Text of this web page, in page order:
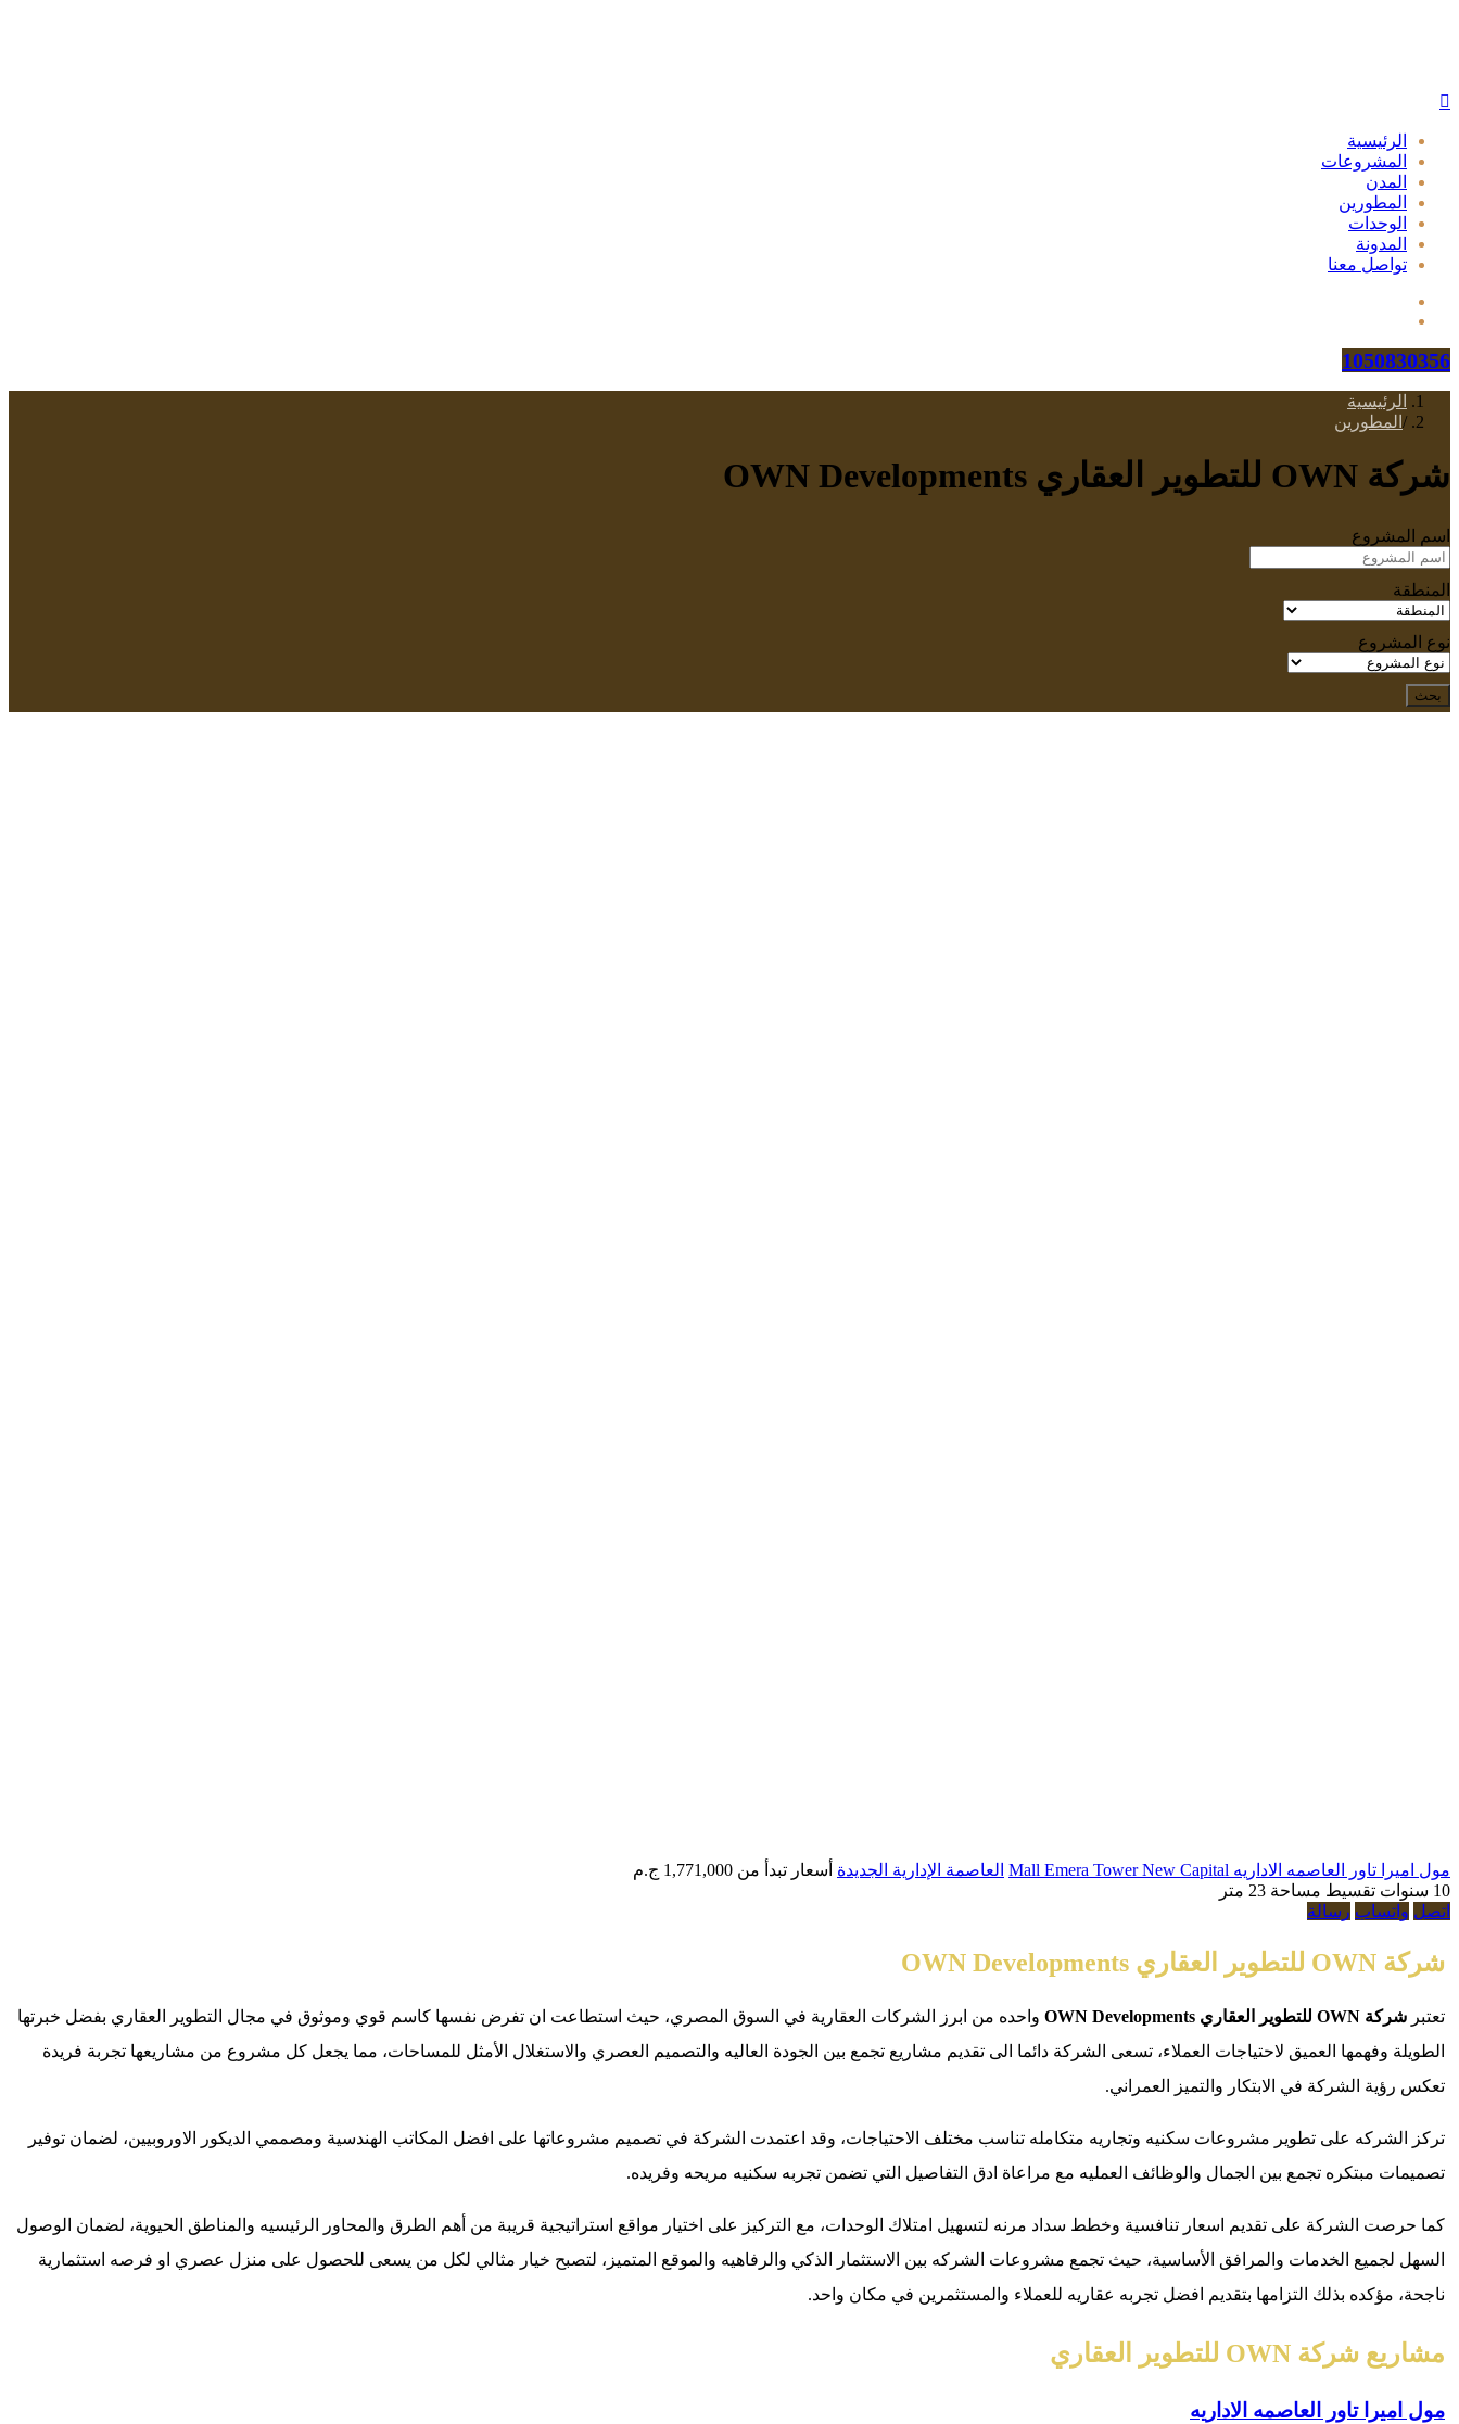
الرئيسية
المشروعات
المدن
المطورين
الوحدات
المدونة
تواصل معنا
1050830356
الرئيسية
/ المطورين
شركة OWN للتطوير العقاري OWN Developments
اسم المشروع
المنطقة
نوع المشروع
بحث
مول اميرا تاور العاصمه الاداريه Mall Emera Tower New Capital العاصمة الإدارية الجديدة أسعار تبدأ من 1,771,000 ج.م
10 سنوات تقسيط
مساحة 23 متر
اتصل واتساب رسالة
شركة OWN للتطوير العقاري OWN Developments
تعتبر شركة OWN للتطوير العقاري OWN Developments
واحده من ابرز الشركات العقارية في السوق المصري، حيث استطاعت ان تفرض نفسها كاسم قوي وموثوق في مجال التطوير العقاري بفضل خبرتها
الطويلة وفهمها العميق لاحتياجات العملاء، تسعى الشركة دائما الى تقديم مشاريع تجمع بين الجودة العاليه والتصميم العصري والاستغلال الأمثل للمساحات، مما يجعل كل مشروع من مشاريعها تجربة فريدة
تعكس رؤية الشركة في الابتكار والتميز العمراني.
تركز الشركه على تطوير مشروعات سكنيه وتجاريه متكامله تناسب مختلف الاحتياجات، وقد اعتمدت الشركة في تصميم مشروعاتها على افضل المكاتب الهندسية ومصممي الديكور الاوروبيين، لضمان توفير
تصميمات مبتكره تجمع بين الجمال والوظائف العمليه مع مراعاة ادق التفاصيل التي تضمن تجربه سكنيه مريحه وفريده.
كما حرصت الشركة على تقديم اسعار تنافسية وخطط سداد مرنه لتسهيل امتلاك الوحدات، مع التركيز على اختيار مواقع استراتيجية قريبة من أهم الطرق والمحاور الرئيسيه والمناطق الحيوية، لضمان الوصول
السهل لجميع الخدمات والمرافق الأساسية، حيث تجمع مشروعات الشركه بين الاستثمار الذكي والرفاهيه والموقع المتميز، لتصبح خيار مثالي لكل من يسعى للحصول على منزل عصري او فرصه استثمارية
ناجحة، مؤكده بذلك التزامها بتقديم افضل تجربه عقاريه للعملاء والمستثمرين في مكان واحد.
مشاريع شركة OWN للتطوير العقاري
مول اميرا تاور العاصمه الاداريه